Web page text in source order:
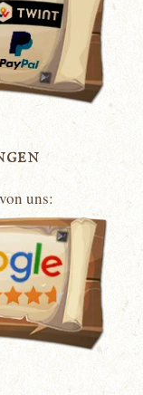
uns: